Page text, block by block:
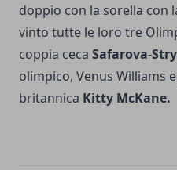
doppio con la sorella con
vinto tutte le loro tre
coppia ceca Safarova-
olimpico, Venus Williams
britannica Kitty McKane.